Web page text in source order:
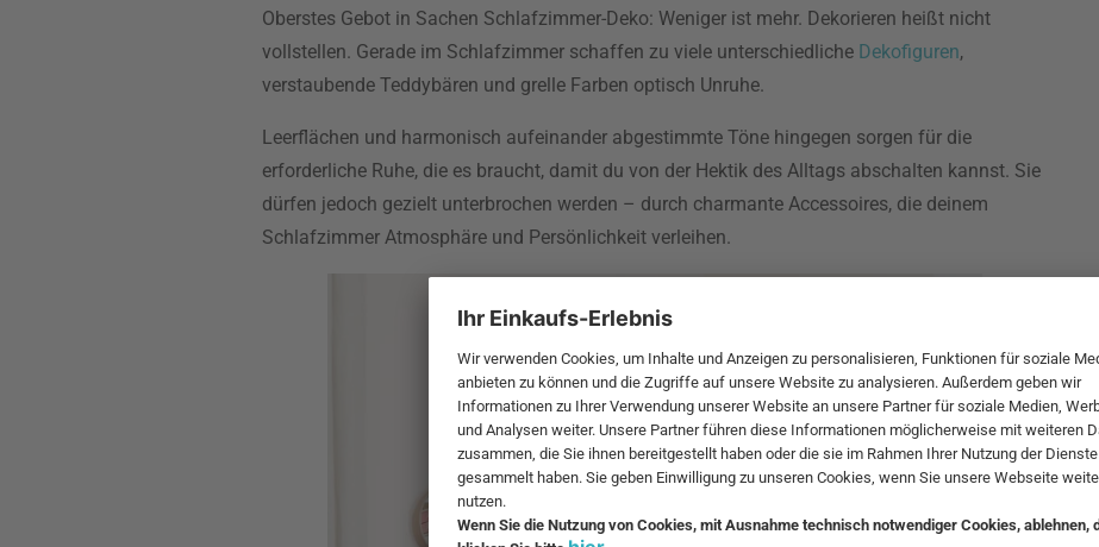
Oberstes Gebot in Sachen Schlafzimmer-Deko: Weniger ist mehr. Dekorieren heißt nicht
vollstellen. Gerade im Schlafzimmer schaffen zu viele unterschiedliche Dekofiguren,
verstaubende Teddybären und grelle Farben optisch Unruhe.
Leerflächen und harmonisch aufeinander abgestimmte Töne hingegen sorgen für die
erforderliche Ruhe, die es braucht, damit du von der Hektik des Alltags abschalten kannst. Sie
dürfen jedoch gezielt unterbrochen werden – durch charmante Accessoires, die deinem
Schlafzimmer Atmosphäre und Persönlichkeit verleihen.